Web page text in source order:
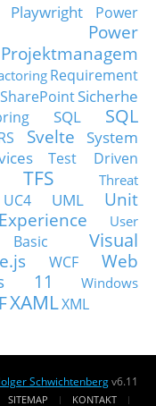
Playwright
Power
Power
Projektmanagem
Requirement
SharePointSicherhe
SQL
SQL
Svelte
System
Test Driven
TFS
Threat
UC4 UML
Unit
User
Visual
WCF
Web
11
Windows
XAMLXML
Schwichtenbergv6.11
SITEMAP
KONTAKT